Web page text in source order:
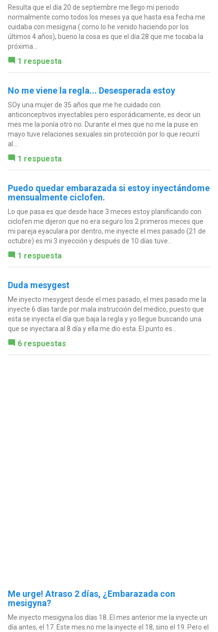
Resulta que el día 20 de septiembre me llego mi periodo
normalmente como todos los meses ya que hasta esa fecha me
cuidaba con mesigyna ( como lo he venido haciendo por los
últimos 4 años), bueno la cosa es que el día 28 que me tocaba la
próxima...
1 respuesta
No me viene la regla... Desesperada estoy
SOy una mujer de 35 años que me he cuidado con
anticonceptivos inyectables pero esporádicamente, es decir un
mes me la ponía otro no. Durante el mes que no me la puse en
mayo tuve relaciones sexuales sin protección por lo que recurrí
al...
1 respuesta
Puedo quedar embarazada si estoy inyectándome
mensualmente ciclofen.
Lo que pasa es que desde hace 3 meces estoy planificando con
ciclofen me dijeron que no era seguro los 2 primeros meces que
mi pareja eyaculara por dentro, me inyecte el mes pasado (21 de
octubre) es mi 3 inyección y después de 10 días tuve...
1 respuesta
Duda mesygest
Me inyecto mesygest desde el mes pasado, el mes pasado me la
inyecte 6 días tarde por mala instrucción del medico, puesto que
esta se inyecta el día que baja la regla y yo llegue buscando una
que se inyectara al 8 día y ella me dio esta. El punto es...
6 respuestas
Me urge! Atraso 2 días, ¿Embarazada con
mesigyna?
Me inyecto mesigyna los días 18. El mes anterior me la inyecte un
día antes, el 17. Este mes no me la inyecte el 18, sino el 19. Pero el